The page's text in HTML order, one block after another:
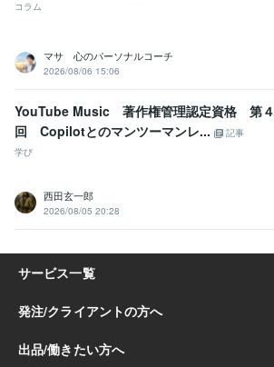
コラム
マサ 心のパーソナルコーチ
2026/08/06 15:06
YouTube Music 著作権管理認定資格 第４
回 Copilotとのマンツーマンレ...
記事
学び
西田玄一郎
2026/08/05 20:28